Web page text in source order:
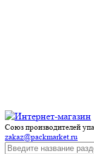
Союз производителей
zakaz@packmarket.ru